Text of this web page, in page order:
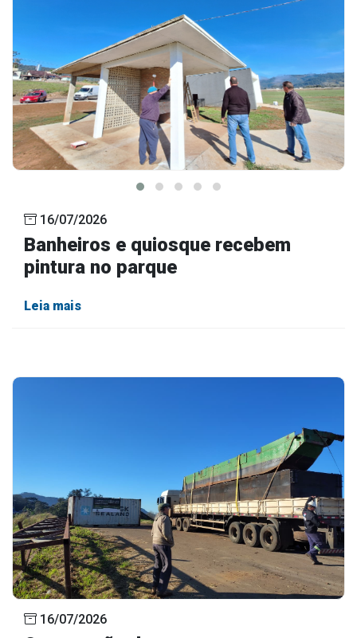
16/07/2026
Banheiros e quiosque recebem
pintura no parque
Leia mais
16/07/2026